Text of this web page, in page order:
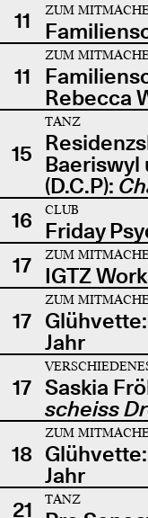
11
ZUM
11
ZUM
Rebecca
15
TANZ
Baeriswyl
(D.C.P):
16
CLUB
Friday
17
ZUM
IGTZ
17
ZUM
Jahr
17 Saskia
scheiss
18
ZUM
Jahr
21
TANZ